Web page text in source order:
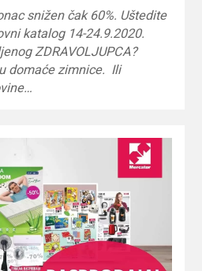
snižen čak 60%. Uštedite
katalog 14-24.9.2020.
ZDRAVOLJUPCA?
domaće zimnice. Ili